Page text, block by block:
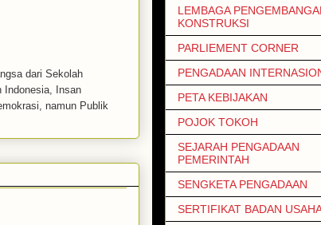
dari Sekolah
Indonesia, Insan
namun Publik
LEMBAGA
KONSTRUKSI
PARLIEMENT CORNER
PENGADAAN
PETA KEBIJAKAN
POJOK TOKOH
SEJARAH PENGADAAN
PEMERINTAH
SENGKETA PENGADAAN
SERTIFIKAT BADAN